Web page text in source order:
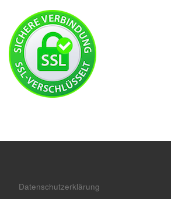
Datenschutzerklärung